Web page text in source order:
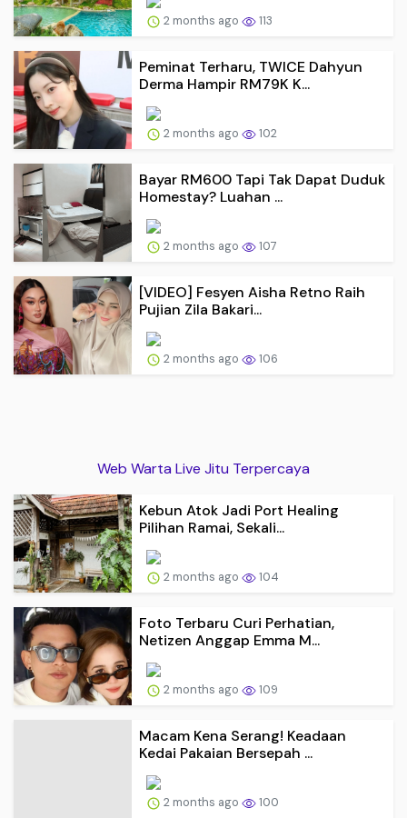
2 months ago 113
Peminat Terharu, TWICE Dahyun
Derma Hampir RM79K K...
2 months ago 102
Bayar RM600 Tapi Tak Dapat Duduk
Homestay? Luahan ...
2 months ago 107
[VIDEO] Fesyen Aisha Retno Raih
Pujian Zila Bakari...
2 months ago 106
Web Warta Live Jitu Terpercaya
Kebun Atok Jadi Port Healing
Pilihan Ramai, Sekali...
2 months ago 104
Foto Terbaru Curi Perhatian,
Netizen Anggap Emma M...
2 months ago 109
Macam Kena Serang! Keadaan
Kedai Pakaian Bersepah ...
2 months ago 100